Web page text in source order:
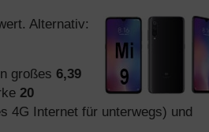
Alternativ:
großes 6,39
20
4G Internet für unterwegs) und